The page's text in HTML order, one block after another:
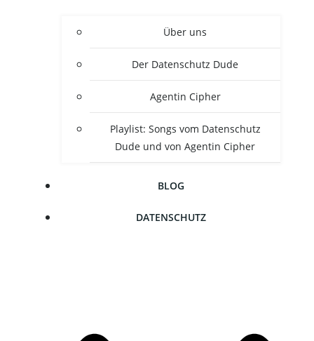
Über uns
Der Daten­schutz Dude
Agen­tin Cipher
Play­list: Songs vom Daten­schutz
Dude und von Agen­tin Cipher
BLOG
DATEN­SCHUTZ